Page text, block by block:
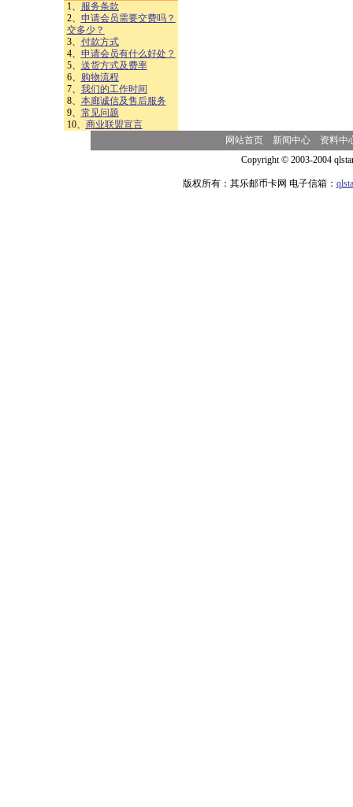
1、
服务条款
2、 申请会员需要交费吗？
交多少？
3、 付款方式
4、 申请会员有什么好处？
5、 送货方式及费率
6、
购物流程
7、 我们的工作时间
8、 本廊诚信及售后服务
9、 常见问题
10、 商业联盟宣言
网站首页 新闻中心
资料中
Copyright © 2003-2004
版权所有：其乐邮币卡网 电子信箱：